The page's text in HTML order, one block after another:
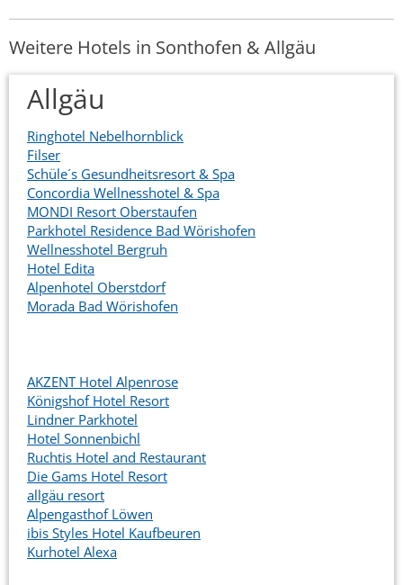
Weitere Hotels in Sonthofen & Allgäu
Allgäu
Ringhotel Nebelhornblick
Filser
Schüle´s Gesundheitsresort & Spa
Concordia Wellnesshotel & Spa
MONDI Resort Oberstaufen
Parkhotel Residence Bad Wörishofen
Wellnesshotel Bergruh
Hotel Edita
Alpenhotel Oberstdorf
Morada Bad Wörishofen
AKZENT Hotel Alpenrose
Königshof Hotel Resort
Lindner Parkhotel
Hotel Sonnenbichl
Ruchtis Hotel and Restaurant
Die Gams Hotel Resort
allgäu resort
Alpengasthof Löwen
ibis Styles Hotel Kaufbeuren
Kurhotel Alexa